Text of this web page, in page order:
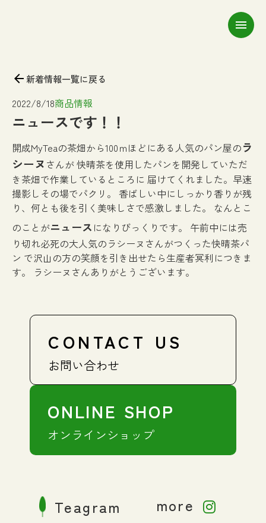
menu
arrow_back新着情報一覧に戻る
2022/8/18商品情報
ニュースです！！
開成MyTeaの茶畑から100ｍほどにある人気のパン屋のラ
シーヌ さんが 快晴茶を使用したパンを開発していただ
き茶畑で作業しているところに 届けてくれました。早速
撮影しその場でパクリ。 香ばしい中にしっかり香りが残
り、何とも後を引く美味しさで感激しました。 なんとこ
のことがニュース になりびっくりです。 午前中には売
り切れ必死の大人気のラシーヌさんがつくった快晴茶パ
ン で沢山の方の笑顔を引き出せたら生産者冥利につきま
す。 ラシーヌさんありがとうございます。
CONTACT US
お問い合わせ
ONLINE SHOP
オンラインショップ
Teagram more